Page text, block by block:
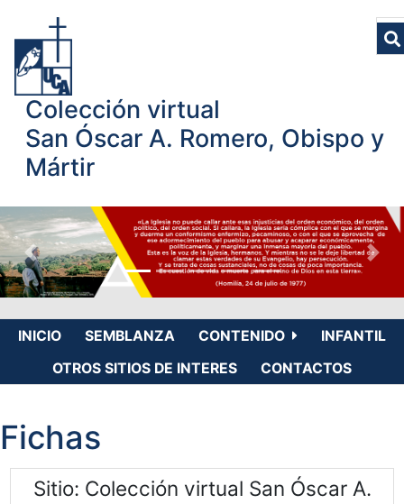
Colección virtual
San Óscar A. Romero, Obispo y
Mártir
INICIO SEMBLANZA CONTENIDO
INFANTIL
OTROS SITIOS DE INTERES
CONTACTOS
Fichas
Sitio Colección virtual San Óscar A.